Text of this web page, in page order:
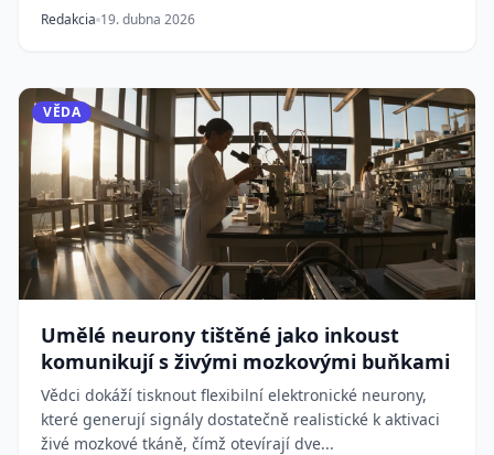
Redakcia 19. dubna 2026
VĚDA
Umělé neurony tištěné jako inkoust
komunikují s živými mozkovými buňkami
Vědci dokáží tisknout flexibilní elektronické neurony,
které generují signály dostatečně realistické k aktivaci
živé mozkové tkáně, čímž otevírají dve...